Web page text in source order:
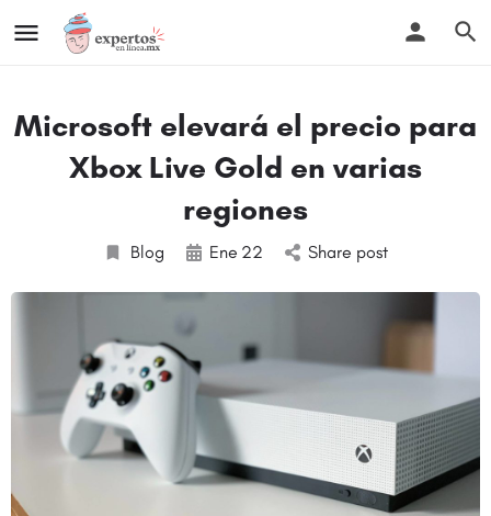
Microsoft elevará el precio para
Xbox Live Gold en varias
regiones
Blog Ene 22 Share post